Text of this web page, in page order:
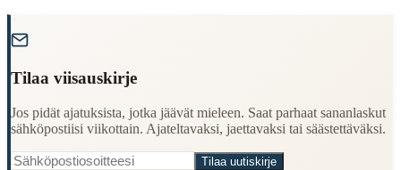
Tilaa viisauskirje
Jos pidät ajatuksista, jotka jäävät mieleen. Saat parhaat sananlaskut
sähköpostiisi viikottain. Ajateltavaksi, jaettavaksi tai säästettäväksi.
Tilaa uutiskirje